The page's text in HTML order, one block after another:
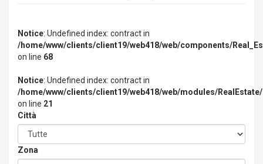
Notice: Undefined index: contract in
/home/www/clients/client19/web418/web/components/
on line 68
Notice: Undefined index: contract in
/home/www/clients/client19/web418/web/modules/
on line 21
Città
Zona